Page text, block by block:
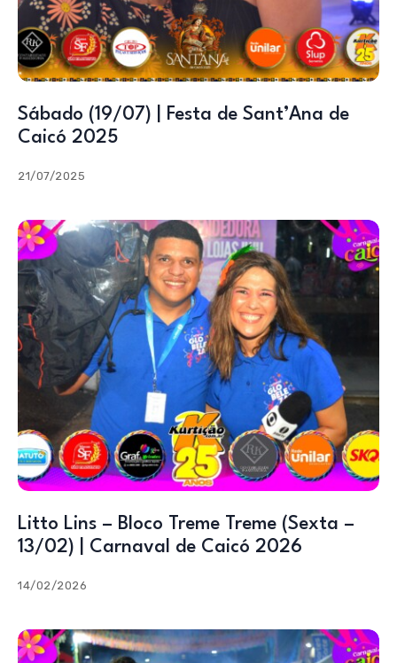
Sábado (19/07) | Festa de Sant’Ana de
Caicó 2025
21/07/2025
Litto Lins – Bloco Treme Treme (Sexta –
13/02) | Carnaval de Caicó 2026
14/02/2026